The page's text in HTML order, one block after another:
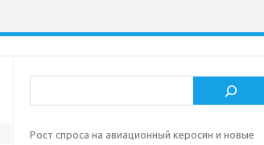
Рост спроса на авиационный керосин и новые